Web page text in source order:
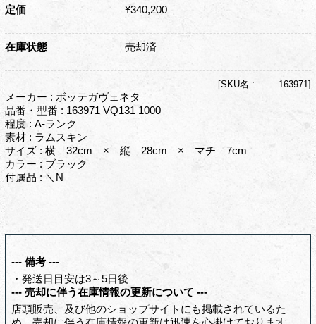
定価 ¥340,200
在庫状態 売却済
[SKU名 : 163971]
メーカー : ボッテガヴェネタ
品番・型番 : 163971 VQ131 1000
程度 : A-ランク
素材 : ラムスキン
サイズ : 横 32cm × 縦 28cm × マチ 7cm
カラー : ブラック
付属品 : ＼N
--- 備考 ---
・発送日目安は3～5日後
--- 売却に伴う在庫情報の更新について ---
店頭販売、及び他のショップサイトにも掲載されているた